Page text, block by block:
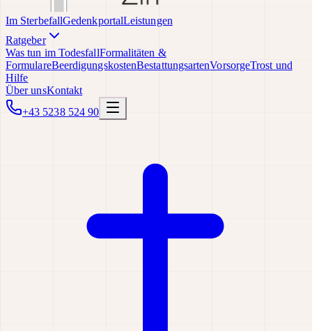
Im SterbefallGedenkportalLeistungen
Ratgeber
Was tun im TodesfallFormalitäten &
FormulareBeerdigungskostenBestattungsartenVorsorgeTrost und
Hilfe
Über unsKontakt
+43 5238 524 90